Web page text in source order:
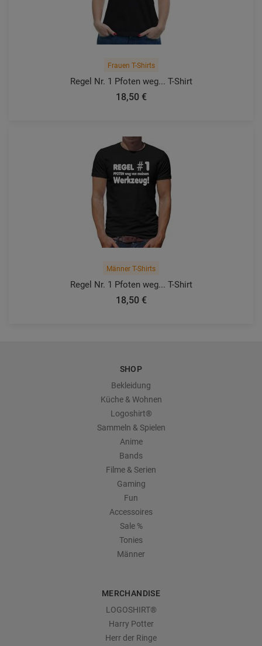
Frauen T-Shirts
Regel Nr. 1 Pfoten weg... T-Shirt
18,50 €
Männer T-Shirts
Regel Nr. 1 Pfoten weg... T-Shirt
18,50 €
SHOP
Bekleidung
Küche & Wohnen
Logoshirt®
Sammeln & Spielen
Anime
Bands
Filme & Serien
Gaming
Fun
Accessoires
Sale %
Tonies
Männer
MERCHANDISE
LOGOSHIRT®
Harry Potter
Herr der Ringe